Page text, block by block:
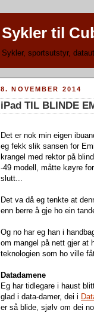
Sykler til
Sykler, sportsutstyr,
8. NOVEMBER 2014
iPad TIL BLINDE
Det er nok min eigen
eg fekk slik sansen for
krangel med rektor på
-49 modell, måtte køyre
slutt...
Det va då eg tenkte at
enn berre å gje ho ein
Og no har eg han i
om mangel på nett gjer at
teknologien som ho ville
Datadamene
Eg har tidlegare i haust
glad i data-damer, dei i
er så blide, sjølv om dei